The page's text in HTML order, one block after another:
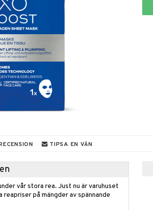
TIPSA EN VÄN
vår stora rea. Just nu är varuhuset
på mängder av spännande